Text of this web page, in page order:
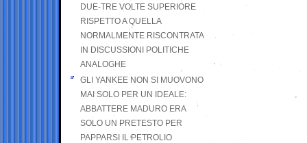
DUE-TRE VOLTE SUPERIORE
RISPETTO A QUELLA
NORMALMENTE RISCONTRATA
IN DISCUSSIONI POLITICHE
ANALOGHE
GLI YANKEE NON SI MUOVONO
MAI SOLO PER UN IDEALE:
ABBATTERE MADURO ERA
SOLO UN PRETESTO PER
PAPPARSI IL PETROLIO